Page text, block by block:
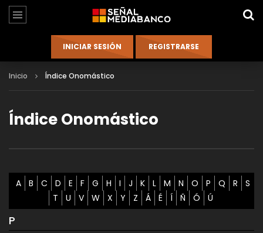
Inicio Índice Onomástico
Índice Onomástico
A B C D E F G H I J K L M N O P Q R
S
T
U V W X Y Z Á É Í Ñ Ó Ú
P